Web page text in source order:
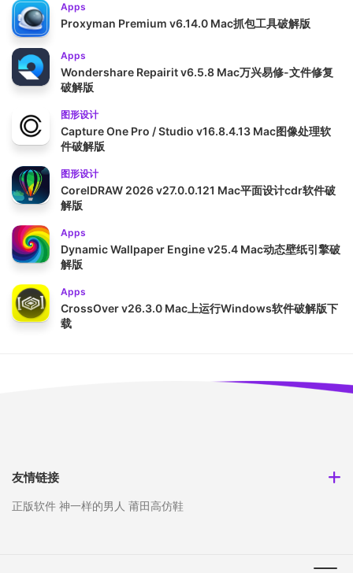
Apps
Proxyman Premium v6.14.0 Mac抓包工具破解版
Apps
Wondershare Repairit v6.5.8 Mac万兴易修-文件修复
破解版
图形设计
Capture One Pro / Studio v16.8.4.13 Mac图像处理软
件破解版
图形设计
CorelDRAW 2026 v27.0.0.121 Mac平面设计cdr软件破
解版
Apps
Dynamic Wallpaper Engine v25.4 Mac动态壁纸引擎破
解版
Apps
CrossOver v26.3.0 Mac上运行Windows软件破解版下
载
友情链接
正版软件 神一样的男人 莆田高仿鞋